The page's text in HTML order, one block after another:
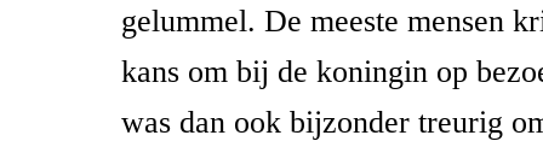
gelummel. De meeste mensen
kans om bij de koningin op
was dan ook bijzonder treurig